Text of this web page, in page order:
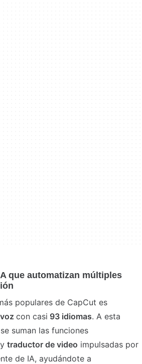
que automatizan múltiples
populares de CapCut es
con casi 93 idiomas. A esta
suman las funciones
y traductor de video impulsadas por
de IA, ayudándote a